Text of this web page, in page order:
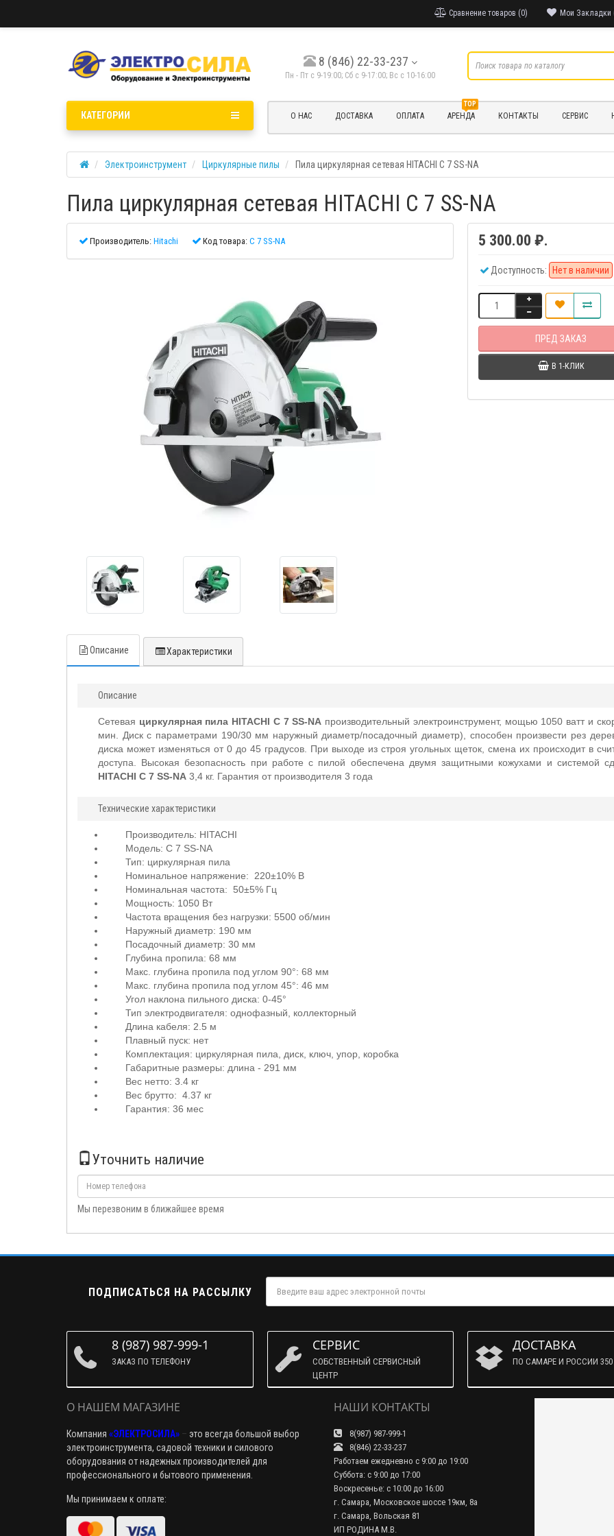
Мои Закладки
Сравнение товаров (0)
8 (846) 22-33-237
Пн - Пт с 9-19:00; Cб с 9-17:00; Вс с 10-16:00
О НАС ДОСТАВКА ОПЛАТА
TOP
АРЕНДА КОНТАКТЫ СЕРВИС
КАТЕГОРИИ
Электроинструмент Циркулярные пилы Пила циркулярная сетевая HITACHI C 7 SS-NA
Пила циркулярная сетевая HITACHI C 7 SS-NA
Производитель: Hitachi Код товара: C 7 SS-NA 5 300.00 ₽.
Доступность: Нет в наличии
ПРЕД ЗАКАЗ
В 1-КЛИК
Описание Характеристики
Описание
Сетевая циркулярная пила HITACHI C 7 SS-NA производительный электроинструмент, мощью 1050 ватт и
мин. Диск с параметрами 190/30 мм наружный диаметр/посадочный диаметр), способен произвести рез
диска может изменяться от 0 до 45 градусов. При выходе из строя угольных щеток, смена их происходит в
доступа. Высокая безопасность при работе с пилой обеспечена двумя защитными кожухами и системой
HITACHI C 7 SS-NA 3,4 кг. Гарантия от производителя 3 года
Технические характеристики
Производитель: HITACHI
Модель: C 7 SS-NA
Тип: циркулярная пила
Номинальное напряжение: 220±10% В
Номинальная частота: 50±5% Гц
Мощность: 1050 Вт
Частота вращения без нагрузки: 5500 об/мин
Наружный диаметр: 190 мм
Посадочный диаметр: 30 мм
Глубина пропила: 68 мм
Макс. глубина пропила под углом 90°: 68 мм
Maкс. глубина пропила под углом 45°: 46 мм
Угол наклона пильного диска: 0-45°
Тип электродвигателя: однофазный, коллекторный
Длина кабеля: 2.5 м
Плавный пуск: нет
Комплектация: циркулярная пила, диск, ключ, упор, коробка
Габаритные размеры: длина - 291 мм
Вес нетто: 3.4 кг
Вес брутто: 4.37 кг
Гарантия: 36 мес
Уточнить наличие
Мы перезвоним в ближайшее время
ПОДПИСАТЬСЯ НА РАССЫЛКУ
8 (987) 987-999-1
ЗАКАЗ ПО ТЕЛЕФОНУ
СЕРВИС
СОБСТВЕННЫЙ СЕРВИСНЫЙ
ЦЕНТР
ДОСТАВКА
ПО САМАРЕ И РОССИИ 350
О НАШЕМ МАГАЗИНЕ
Компания «ЭЛЕКТРОСИЛА» – это всегда большой выбор
электроинструмента, садовой техники и силового
оборудования от надежных производителей для
профессионального и бытового применения.
Мы принимаем к оплате:
НАШИ КОНТАКТЫ
8(987) 987-999-1
8(846) 22-33-237
Работаем ежедневно с 9:00 до 19:00
Суббота: с 9:00 до 17:00
Воскресенье: с 10:00 до 16:00
г. Самара, Московское шоссе 19км, 8а
г. Самара, Вольская 81
ИП РОДИНА М.В.